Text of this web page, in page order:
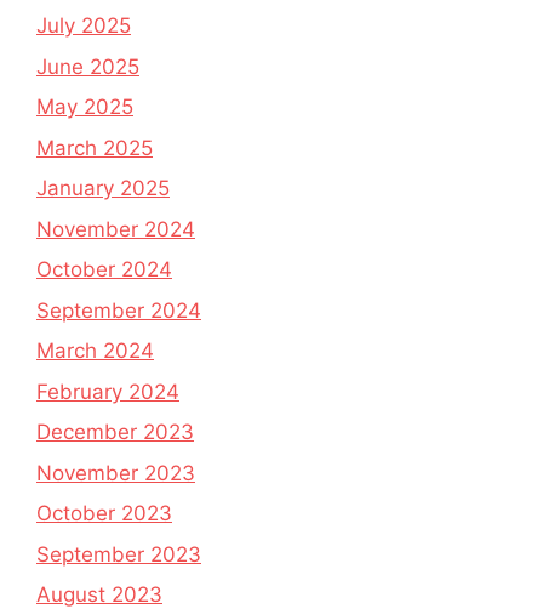
July 2025
June 2025
May 2025
March 2025
January 2025
November 2024
October 2024
September 2024
March 2024
February 2024
December 2023
November 2023
October 2023
September 2023
August 2023